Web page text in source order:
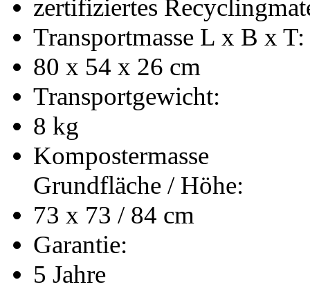
zertifiziertes
Transportmasse L x B x T:
80 x 54 x 26 cm
Transportgewicht:
8 kg
Kompostermasse
Grundfläche / Höhe:
73 x 73 / 84 cm
Garantie:
5 Jahre